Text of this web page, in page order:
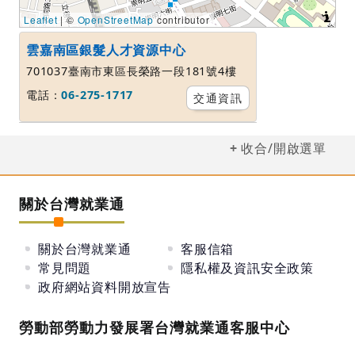
Leaflet | © OpenStreetMapcontributor
雲嘉南區銀髮人才資源中心
701037臺南市東區長榮路一段181號4樓
電話：06-275-1717 交通資訊
收合/開啟選單
關於台灣就業通
關於台灣就業通
客服信箱
常見問題
隱私權及資訊安全政策
政府網站資料開放宣告
勞動部勞動力發展署台灣就業通客服中心